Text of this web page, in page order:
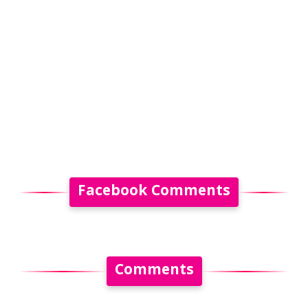
Facebook Comments
Comments